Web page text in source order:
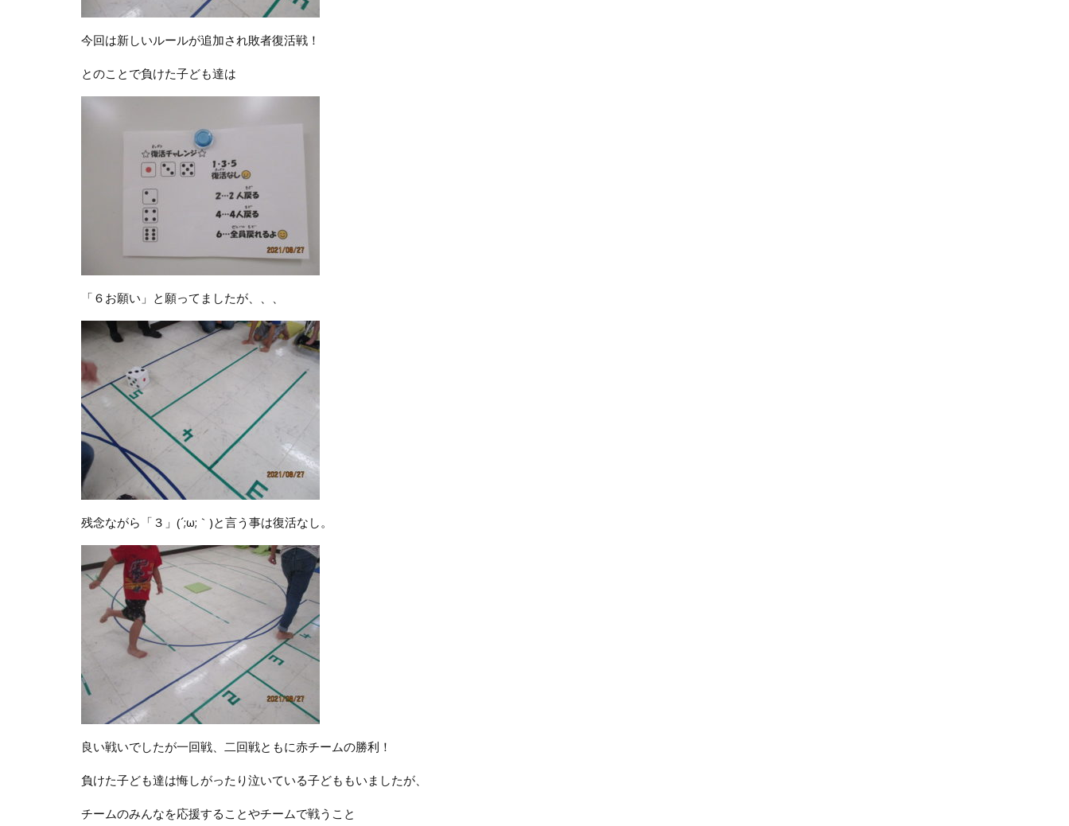
今回は新しいルールが追加され敗者復活戦！
とのことで負けた子ども達は
「６お願い」と願ってましたが、、、
残念ながら「３」(´;ω;｀)と言う事は復活なし。
良い戦いでしたが一回戦、二回戦ともに赤チームの勝利！
負けた子ども達は悔しがったり泣いている子どももいましたが、
チームのみんなを応援することやチームで戦うこと